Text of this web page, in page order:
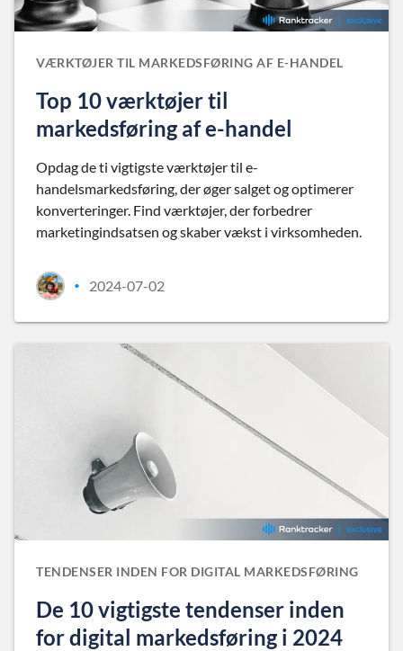
VÆRKTØJER TIL MARKEDSFØRING AF E-HANDEL
Top 10 værktøjer til
markedsføring af e-handel
Opdag de ti vigtigste værktøjer til e-
handelsmarkedsføring, der øger salget og optimerer
konverteringer. Find værktøjer, der forbedrer
marketingindsatsen og skaber vækst i virksomheden.
• 2024-07-02
TENDENSER INDEN FOR DIGITAL MARKEDSFØRING
De 10 vigtigste tendenser inden
for digital markedsføring i 2024